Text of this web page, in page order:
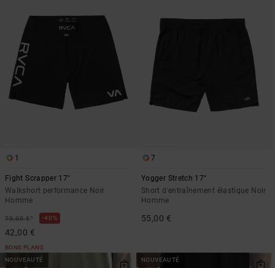
1
Fight Scrapper 17"
Walkshort performance Noir
Homme
70,00 €* 40%
42,00 €
BONS PLANS
7
Yogger Stretch 17"
Short d'entraînement élastique Noir
Homme
55,00 €
NOUVEAUTÉ NOUVEAUTÉ